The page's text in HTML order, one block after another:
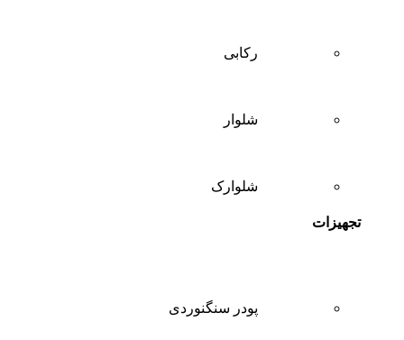
ركابی
شلوار
شلوارک
تجهیزات
پودر سنگنوردی